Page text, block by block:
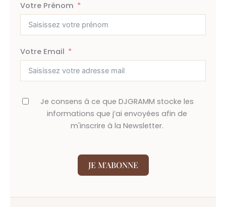
Votre Prénom
Votre Email
Je consens à ce que DJGRAMM stocke les
informations que j’ai envoyées afin de
m'inscrire à la Newsletter.
JE M'ABONNE